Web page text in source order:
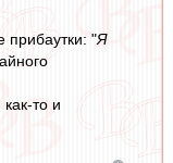
прибаутки: "Я
то и